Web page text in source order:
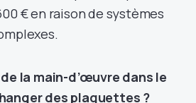
€ en raison de systèmes
la main-d’œuvre dans le
des plaquettes ?